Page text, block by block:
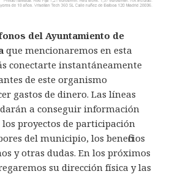
del Ayuntamiento de
que mencionaremos en esta
conectarte instantáneamente
de este organismo
gastos de dinero. Las líneas
a conseguir información
proyectos de participación
del municipio, los beneficios
y otras dudas. En los próximos
su dirección física y las